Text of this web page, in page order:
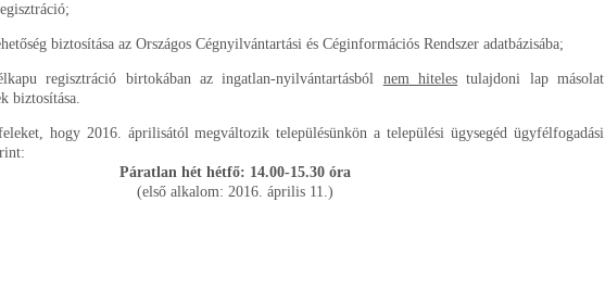
biztosítása az Országos Cégnyilvántartási és Céginformációs Rendszer adatbázisába;
regisztráció birtokában az ingatlan-nyilvántartásból nem hiteles tulajdoni lap másolat
biztosítása.
hogy 2016. áprilisától megváltozik településünkön a települési ügysegéd ügyfélfogadási
Páratlan hét hétfő: 14.00-15.30 óra
(első alkalom: 2016. április 11.)